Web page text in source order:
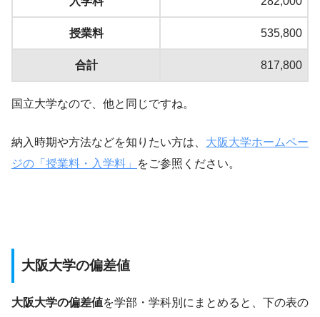
授業料 535,800
合計 817,800
国立大学なので、他と同じですね。
納入時期や方法などを知りたい方は、 大阪大学ホームペー
ジの「授業料・入学料」
をご参照ください。
大阪大学の偏差値
大阪大学の偏差値を学部・学科別にまとめると、下の表の